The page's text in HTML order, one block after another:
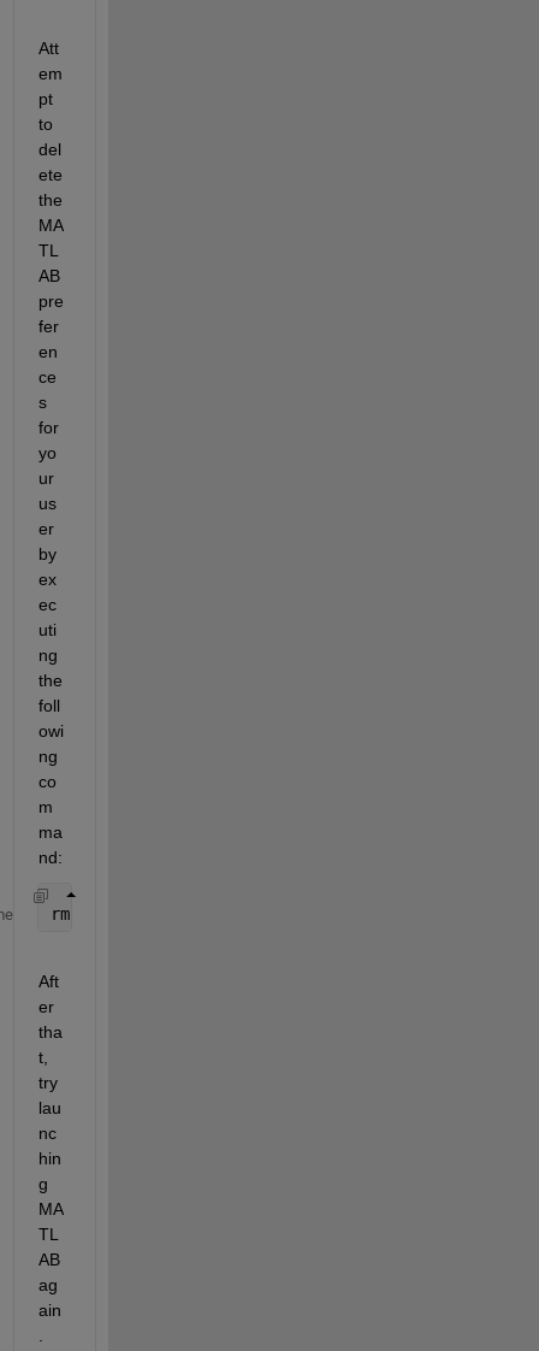
Att
em
pt
to
del
ete
the
MA
TL
AB
pre
fer
en
ce
s
for
yo
ur
us
er
by
ex
ec
uti
ng
the
foll
owi
ng
co
m
ma
rm
Aft
er
tha
t,
try
lau
nc
hin
g
MA
TL
AB
ag
ain